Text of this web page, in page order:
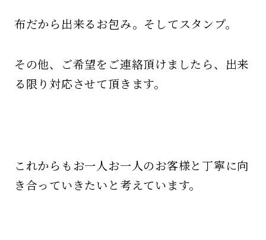
布だから出来るお包み。そしてスタンプ。
その他、ご希望をご連絡頂けましたら、出来
る限り対応させて頂きます。
これからもお一人お一人のお客様と丁寧に向
き合っていきたいと考えています。